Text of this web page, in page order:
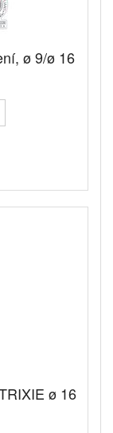
ø 9/ø 16
ø 16